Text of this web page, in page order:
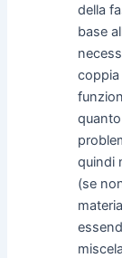
della
base
coppia
quindi
(se